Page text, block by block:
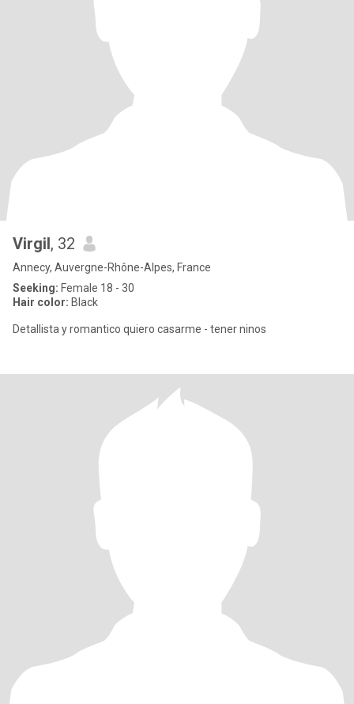
Virgil, 32
Annecy, Auvergne-Rhône-Alpes, France
Seeking: Female 18 - 30
Hair color: Black
Detallista y romantico quiero casarme - tener ninos